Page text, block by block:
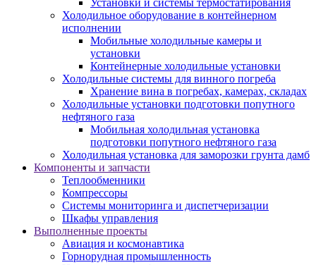
Установки и системы термостатирования
Холодильное оборудование в контейнерном
исполнении
Мобильные холодильные камеры и
установки
Контейнерные холодильные установки
Холодильные системы для винного погреба
Хранение вина в погребах, камерах, складах
Холодильные установки подготовки попутного
нефтяного газа
Мобильная холодильная установка
подготовки попутного нефтяного газа
Холодильная установка для заморозки грунта дамб
Компоненты и запчасти
Теплообменники
Компрессоры
Системы мониторинга и диспетчеризации
Шкафы управления
Выполненные проекты
Авиация и космонавтика
Горнорудная промышленность